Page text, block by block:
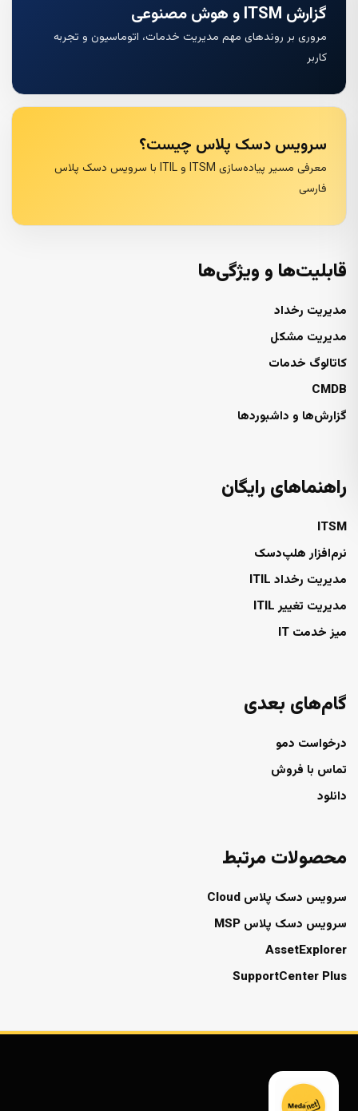
گزارش ITSM و هوش مصنوعی
مروری بر روندهای مهم مدیریت خدمات، اتوماسیون و تجربه
کاربر
سرویس دسک پلاس چیست؟
معرفی مسیر پیاده‌سازی ITSM و ITIL با سرویس دسک پلاس
فارسی
قابلیت‌ها و ویژگی‌ها
مدیریت رخداد
مدیریت مشکل
کاتالوگ خدمات
CMDB
گزارش‌ها و داشبوردها
راهنماهای رایگان
ITSM
نرم‌افزار هلپ‌دسک
مدیریت رخداد ITIL
مدیریت تغییر ITIL
میز خدمت IT
گام‌های بعدی
درخواست دمو
تماس با فروش
دانلود
محصولات مرتبط
سرویس دسک پلاس Cloud
سرویس دسک پلاس MSP
AssetExplorer
SupportCenter Plus